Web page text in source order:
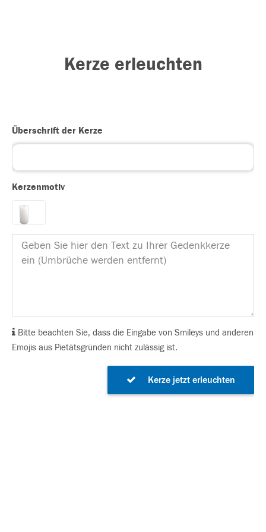
Kerze erleuchten
Überschrift der Kerze
Kerzenmotiv
Bitte beachten Sie, dass die Eingabe von Smileys und anderen
Emojis aus Pietätsgründen nicht zulässig ist.
Kerze jetzt erleuchten